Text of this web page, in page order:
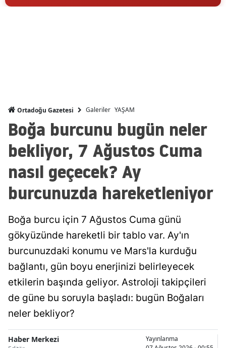
Isparta
Mersin
İstanbul
İzmir
Kars
Kastamonu
Kayseri
Kırklareli
Kırşehir
Kocaeli
Ortadoğu Gazetesi Galeriler YAŞAM
Boğa burcunu bugün neler
bekliyor, 7 Ağustos Cuma
nasıl geçecek? Ay
burcunuzda hareketleniyor
Boğa burcu için 7 Ağustos Cuma günü
gökyüzünde hareketli bir tablo var. Ay'ın
burcunuzdaki konumu ve Mars'la kurduğu
bağlantı, gün boyu enerjinizi belirleyecek
etkilerin başında geliyor. Astroloji takipçileri
de güne bu soruyla başladı: bugün Boğaları
neler bekliyor?
Haber Merkezi
Yayınlanma